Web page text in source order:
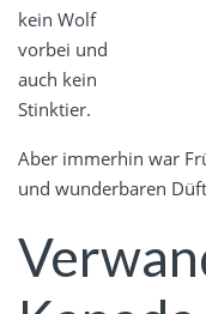
kein Wolf
vorbei und
auch kein
Stinktier.
Aber immerhin war
und wunderbaren